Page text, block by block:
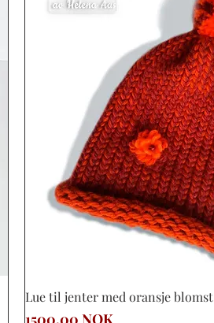
Vista rápida
Lue til jenter med oransje blomst
Precio
1500,00 NOK